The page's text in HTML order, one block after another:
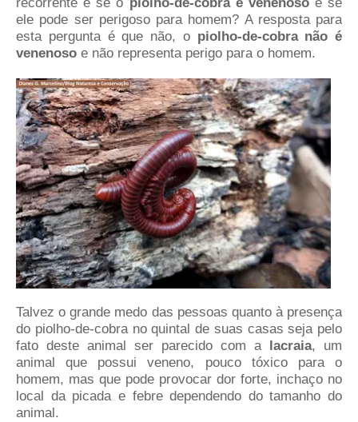
ele pode ser perigoso para homem? A resposta para
esta pergunta é que não, opiolho-de-cobra não é
venenoso e não representa perigo para o homem.
Talvez o grande medo das pessoas quanto à presença
do piolho-de-cobra no quintal de suas casas seja pelo
fato deste animal ser parecido com a lacraia, um
animal que possui veneno, pouco tóxico para o
homem, mas que pode provocar dor forte, inchaço no
local da picada e febre dependendo do tamanho do
animal.